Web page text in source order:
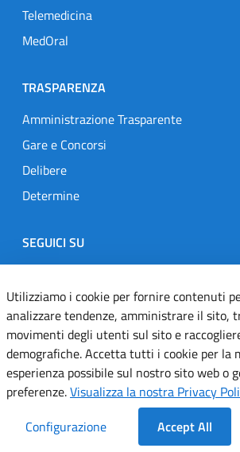
Telemedicina
MedOral
TRASPARENZA
Amministrazione Trasparente
Gare e Concorsi
Delibere
Determine
SEGUICI SU
Designers Italia
TwitterInstagramYoutubeLinkedin
Dichiarazione di accessibilità
Informativa cookie
Utilizziamo i cookie per fornire contenuti
analizzare tendenze, amministrare il sito,
movimenti degli utenti sul sito e
demografiche. Accetta tutti i cookie per la
esperienza possibile sul nostro sito web o
preferenze.Visualizza la nostra Privacy
Configurazione
Accept All